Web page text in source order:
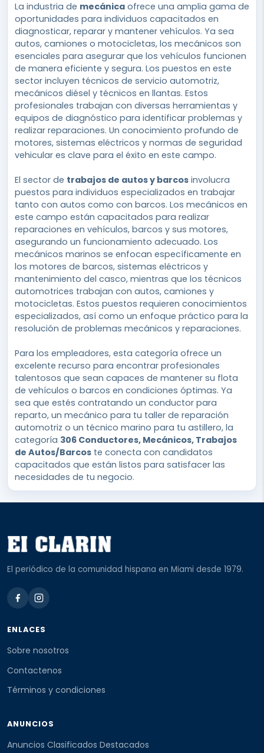
La industria de mecánica ofrece una amplia gama de
oportunidades para individuos capacitados en
diagnosticar, reparar y mantener vehículos. Ya sea
autos, camiones o motocicletas, los mecánicos son
esenciales para asegurar que los vehículos funcionen
de manera eficiente y segura. Los puestos en este
sector incluyen técnicos de servicio automotriz,
mecánicos diésel y técnicos en llantas. Estos
profesionales trabajan con diversas herramientas y
equipos de diagnóstico para identificar problemas y
realizar reparaciones. Un conocimiento profundo de
motores, sistemas eléctricos y normas de seguridad
vehicular es clave para el éxito en este campo.
El sector de trabajos de autos y barcos involucra
puestos para individuos especializados en trabajar
tanto con autos como con barcos. Los mecánicos en
este campo están capacitados para realizar
reparaciones en vehículos, barcos y sus motores,
asegurando un funcionamiento adecuado. Los
mecánicos marinos se enfocan específicamente en
los motores de barcos, sistemas eléctricos y
mantenimiento del casco, mientras que los técnicos
automotrices trabajan con autos, camiones y
motocicletas. Estos puestos requieren conocimientos
especializados, así como un enfoque práctico para la
resolución de problemas mecánicos y reparaciones.
Para los empleadores, esta categoría ofrece un
excelente recurso para encontrar profesionales
talentosos que sean capaces de mantener su flota
de vehículos o barcos en condiciones óptimas. Ya
sea que estés contratando un conductor para
reparto, un mecánico para tu taller de reparación
automotriz o un técnico marino para tu astillero, la
categoría 306 Conductores, Mecánicos, Trabajos
de Autos/Barcos te conecta con candidatos
capacitados que están listos para satisfacer las
necesidades de tu negocio.
El periódico de la comunidad hispana en Miami desde 1979.
ENLACES
Sobre nosotros
Contactenos
Términos y condiciones
ANUNCIOS
Anuncios Clasificados Destacados